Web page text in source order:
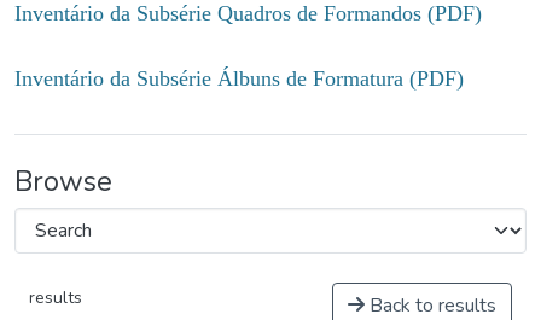
Inventário da Subsérie Quadros de Formandos (PDF)
Inventário da Subsérie Álbuns de Formatura (PDF)
Browse
results Back to results